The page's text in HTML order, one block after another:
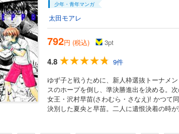
少年・青年マンガ
太田モアレ
792円 (税込) 3pt
4.8
9件
ゆず子と戦うために、新人枠選抜トーナメ
スのホープを倒し、準決勝進出を決める。
女王・沢村早苗(さわむら・さなえ)! かつて
決別した夏央と早苗。二人に遺恨決着の